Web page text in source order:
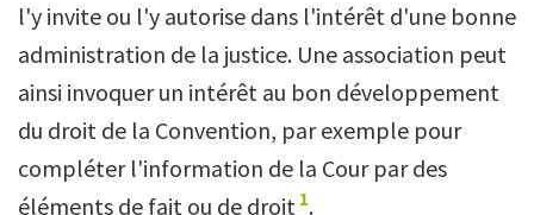
l'y invite ou l'y autorise dans l'intérêt d'une bonne
administration de la justice. Une association peut
ainsi invoquer un intérêt au bon développement
du droit de la Convention, par exemple pour
compléter l'information de la Cour par des
éléments de fait ou de droit 1.